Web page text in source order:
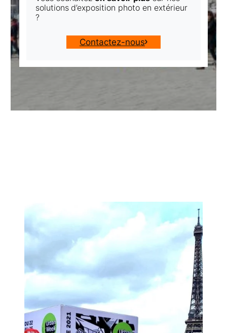
solutions d’exposition photo en extérieur
?
Contactez-nous